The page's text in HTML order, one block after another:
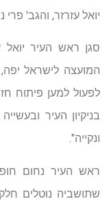
יואל עזרזר, והגב' פרי
סגן ראש העיר יואל
המועצה לישראל
לפעול למען פיתוח
בניקיון העיר
ונקייה".
ראש העיר נחום
שתושביה נוטלים